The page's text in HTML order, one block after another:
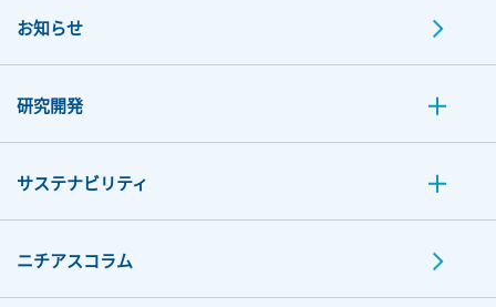
お知らせ
研究開発
サステナビリティ
ニチアスコラム